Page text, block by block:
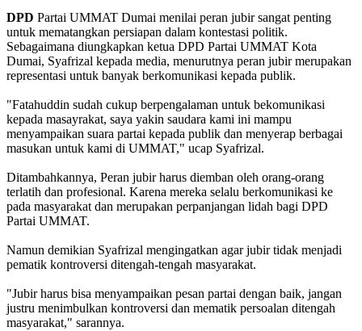
DPD Partai UMMAT Dumai menilai peran jubir sangat penting
untuk mematangkan persiapan dalam kontestasi politik.
Sebagaimana diungkapkan ketua DPD Partai UMMAT Kota
Dumai, Syafrizal kepada media, menurutnya peran jubir merupakan
representasi untuk banyak berkomunikasi kepada publik.
"Fatahuddin sudah cukup berpengalaman untuk bekomunikasi
kepada masayrakat, saya yakin saudara kami ini mampu
menyampaikan suara partai kepada publik dan menyerap berbagai
masukan untuk kami di UMMAT," ucap Syafrizal.
Ditambahkannya, Peran jubir harus diemban oleh orang-orang
terlatih dan profesional. Karena mereka selalu berkomunikasi ke
pada masyarakat dan merupakan perpanjangan lidah bagi DPD
Partai UMMAT.
Namun demikian Syafrizal mengingatkan agar jubir tidak menjadi
pematik kontroversi ditengah-tengah masyarakat.
"Jubir harus bisa menyampaikan pesan partai dengan baik, jangan
justru menimbulkan kontroversi dan mematik persoalan ditengah
masyarakat," sarannya.